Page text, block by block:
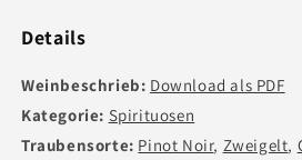
Details
Weinbeschrieb: Download als PDF
Kategorie: Spirituosen
Traubensorte: Pinot Noir, Zweigelt,